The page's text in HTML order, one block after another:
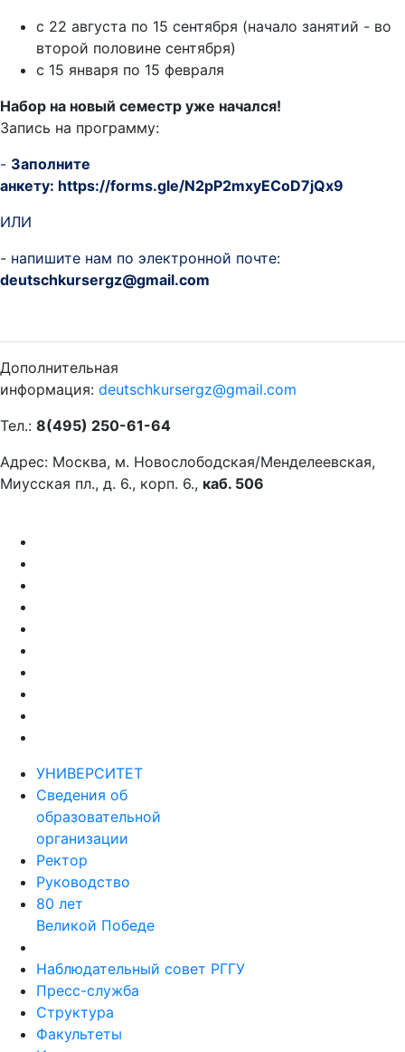
с 22 августа по 15 сентября (начало занятий - во
второй половине сентября)
с 15 января по 15 февраля
Набор на новый семестр уже начался!
Запись на программу:
- Заполните
анкету: https://forms.gle/N2pP2mxyECoD7jQx9
ИЛИ
- напишите нам по электронной почте:
deutschkursergz@gmail.com
Дополнительная
информация: deutschkursergz@gmail.com
Тел.: 8(495) 250-61-64
Адрес: Москва, м. Новослободская/Менделеевская,
Миусская пл., д. 6., корп. 6., каб. 506
УНИВЕРСИТЕТ
Сведения об
образовательной
организации
Ректор
Руководство
80 лет
Великой Победе
Наблюдательный совет РГГУ
Пресс-служба
Структура
Факультеты